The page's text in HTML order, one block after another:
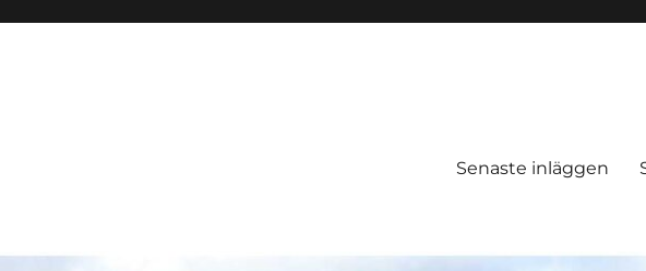
Senaste inläggen